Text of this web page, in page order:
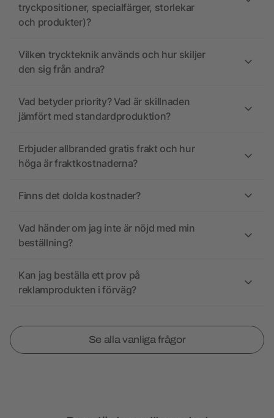
tryckpositioner, specialfärger, storlekar
och produkter)?
Vilken tryckteknik används och hur skiljer
den sig från andra?
Vad betyder priority? Vad är skillnaden
jämfört med standardproduktion?
Erbjuder allbranded gratis frakt och hur
höga är fraktkostnaderna?
Finns det dolda kostnader?
Vad händer om jag inte är nöjd med min
beställning?
Kan jag beställa ett prov på
reklamprodukten i förväg?
Se alla vanliga frågor